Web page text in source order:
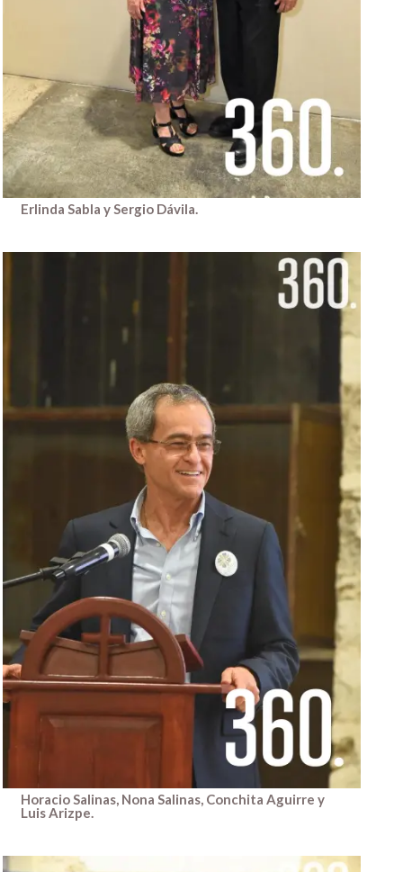
Erlinda Sabla y Sergio Dávila.
Horacio Salinas, Nona Salinas, Conchita Aguirre y
Luis Arizpe.